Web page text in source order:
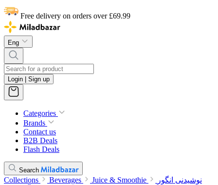
Free delivery on orders over £69.99
Eng
Login | Sign up
Categories
Brands
Contact us
B2B Deals
Flash Deals
Search
Collections Beverages Juice & Smoothie
نوشیدنی انگور